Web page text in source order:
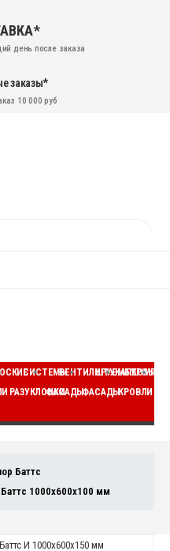
день после заказа
заказы*
10 000 руб
СИСТЕМЫ
РАЗУКЛОНКИ
ВЕНТИЛИРУЕМЫЕ
ФАСАДЫ
ШТУКАТУРНЫЕ
ФАСАДЫКРОВЛИ
Баттс
1000x600x100 мм